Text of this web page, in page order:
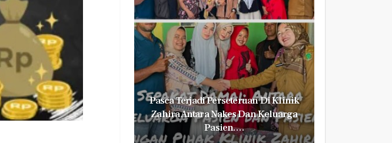
Wanti—Wanti SPPG
Melon, Minyak Kita Dan
Pasca Terjadi Perseteruan Di Klinik
Zahira Antara Nakes Dan Keluarga
Pasien.…